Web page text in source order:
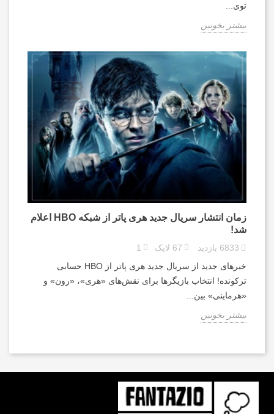
توی...
بیشتر بخونین
زمان انتشار سریال جدید هری پاتر از شبکه HBO اعلام
شد!
6833 بازدید 67 لایک
1
خبرهای جدید از سریال جدید هری پاتر از HBO حسابی
ترکونده! انتخاب بازیگرها برای نقش‌های «هری»، «رون» و
«هرماینی» بین...
بیشتر بخونین